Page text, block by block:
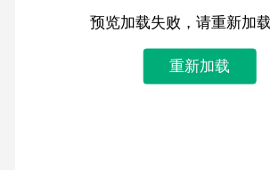
预览加载失败，请重新加
重新加载